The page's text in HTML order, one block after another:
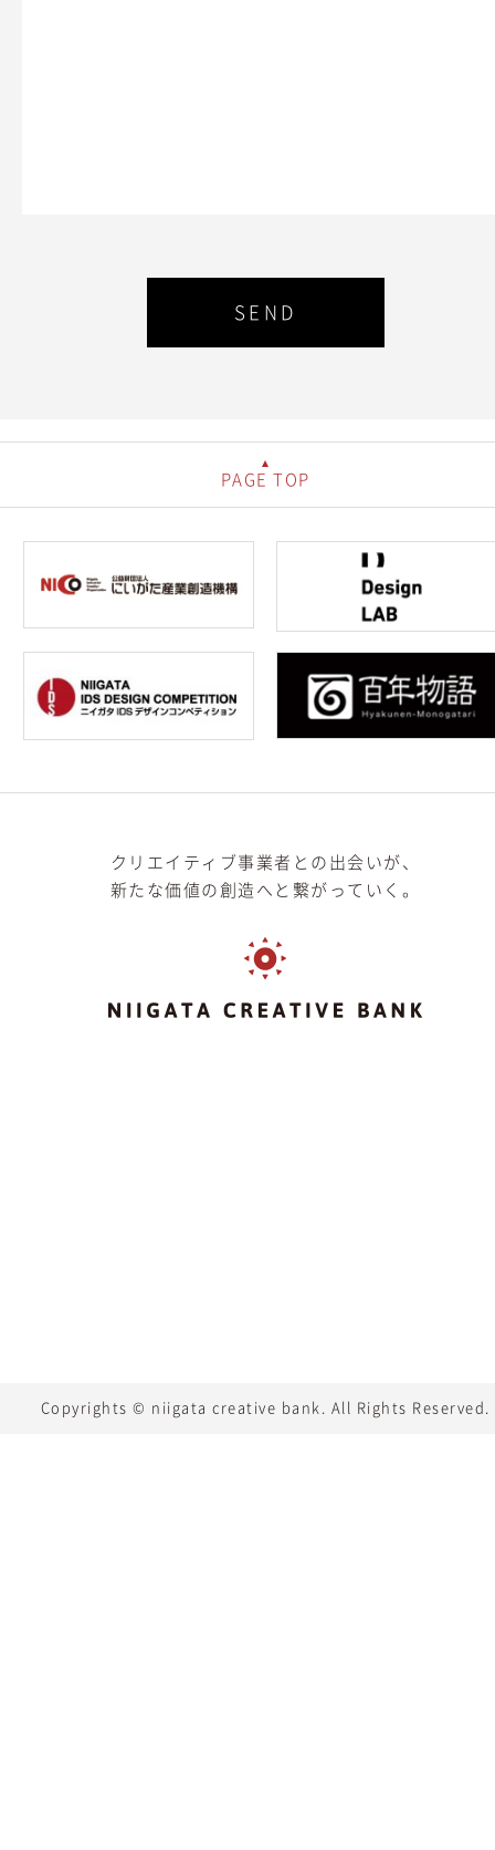
PAGE TOP
クリエイティブ事業者との出会いが、
新たな価値の創造へと繋がっていく。
Copyrights © niigata creative bank. All Rights Reserved.